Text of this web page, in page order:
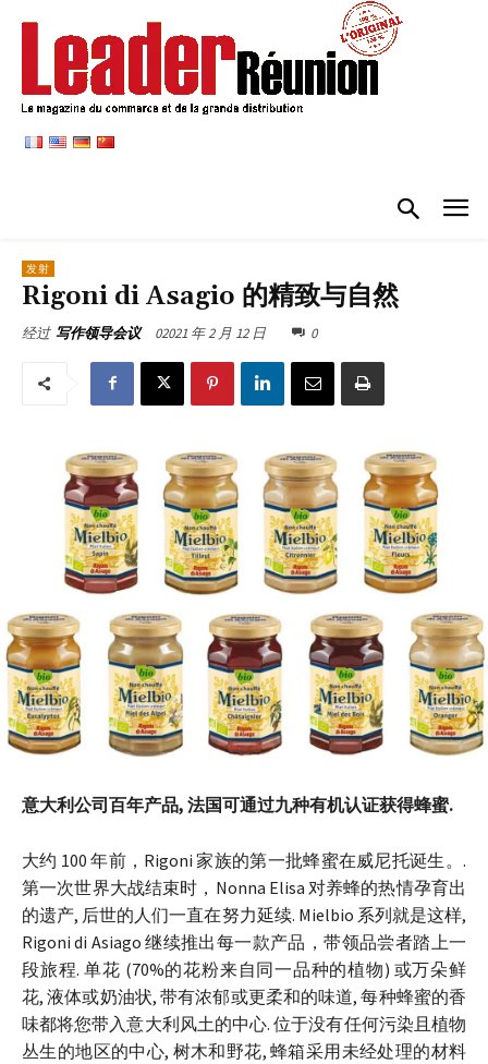
发射
Rigoni di Asagio 的精致与自然
经过 写作领导会议 02021 年 2 月 12 日 0
意大利公司百年产品, 法国可通过九种有机认证获得蜂蜜.
大约 100 年前，Rigoni 家族的第一批蜂蜜在威尼托诞生。.
第一次世界大战结束时，Nonna Elisa 对养蜂的热情孕育出
的遗产, 后世的人们一直在努力延续. Mielbio 系列就是这样,
Rigoni di Asiago 继续推出每一款产品，带领品尝者踏上一
段旅程. 单花 (70%的花粉来自同一品种的植物) 或万朵鲜
花, 液体或奶油状, 带有浓郁或更柔和的味道, 每种蜂蜜的香
味都将您带入意大利风土的中心. 位于没有任何污染且植物
丛生的地区的中心, 树木和野花, 蜂箱采用未经处理的材料